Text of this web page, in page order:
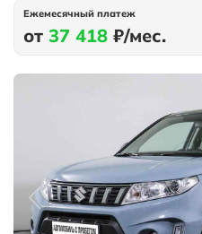
Ежемесячный платеж
от 37 418 ₽/мес.